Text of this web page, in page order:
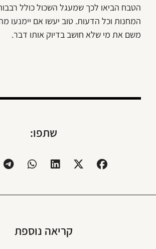
הטבח הביאו לכך שמעגל השכול כולל
המחנות וכל הדעות. טוב יעשו אם יימנעו
משם את מי שלא חושב בדיוק אותו דבר.
שתפו:
קריאה נוספת